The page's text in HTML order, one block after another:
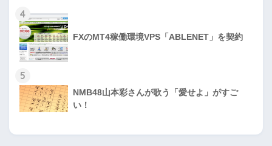
4
FXのMT4稼働環境VPS「ABLENET」を契約
5
NMB48山本彩さんが歌う「愛せよ」がすご
い！